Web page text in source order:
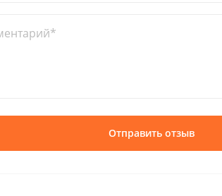
Отправить отзыв